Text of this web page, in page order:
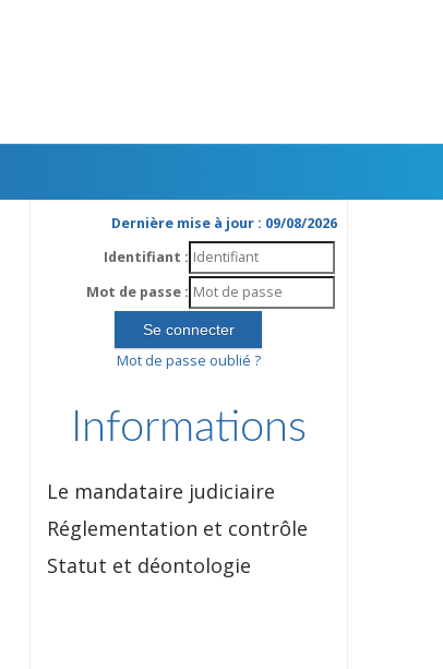
Dernière mise à jour : 09/08/2026
Identifiant :
Mot de passe :
Mot de passe oublié ?
Informations
Le mandataire judiciaire
Réglementation et contrôle
Statut et déontologie